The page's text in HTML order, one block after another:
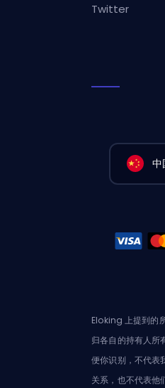
Twitter
中
Eloking 上提到的
归各自的持有人所
便你识别，不代表
关系，也不代表他